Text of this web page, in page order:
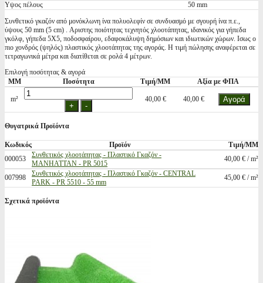
Υψος πέλους
50 mm
Συνθετικό γκαζόν από μονόκλωνη ίνα πολυολεφίν σε συνδυασμό με σγουρή ίνα π.ε.,
ύψους 50 mm (5 cm) . Αριστης ποιότητας τεχνητός χλοοτάπητας, ιδανικός για γήπεδα
γκόλφ, γήπεδα 5Χ5, ποδοσφαίρου, εδαφοκάλυψη δημόσιων και ιδιωτικών χώρων. Ισως ο
πιο χονδρός (ψηλός) πλαστικός χλοοτάπητας της αγοράς. Η τιμή πώλησης αναφέρεται σε
τετραγωνικά μέτρα και διατίθεται σε ρολά 4 μέτρων.
Επιλογή ποσότητας & αγορά
ΜΜ
Ποσότητα Τιμή/ΜΜ Αξία με ΦΠΑ
m² 40,00 € 40,00 €
Θυγατρικά Προϊόντα
Κωδικός Προϊόν
Τιμή/ΜΜ
000053
Συνθετικός χλοοτάπητας - Πλαστικό Γκαζόν -
MANHATTAN - PR 5015
40,00 € / m²
007998
Συνθετικός χλοοτάπητας - Πλαστικό Γκαζόν - CENTRAL
PARK - PR 5510 - 55 mm
45,00 € / m²
Σχετικά προϊόντα